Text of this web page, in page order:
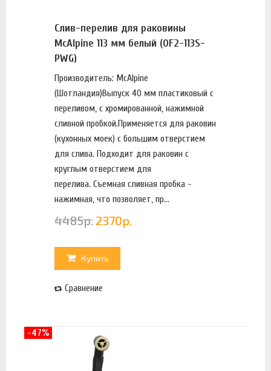
Слив-перелив для раковины
McAlpine 113 мм белый (OF2-113S-
PWG)
Производитель: McAlpine
(Шотландия)Выпуск 40 мм пластиковый с
переливом, с хромированной, нажимной
сливной пробкой.Применяется для раковин
(кухонных моек) с большим отверстием
для слива. Подходит для раковин с
круглым отверстием для
перелива. Съемная сливная пробка -
нажимная, что позволяет, пр...
4485р. 2370р.
Купить
Сравнение
-47%